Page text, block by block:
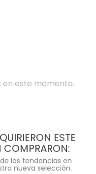
en este momento.
ESTE
COMPRARON:
las tendencias en
nueva selección.